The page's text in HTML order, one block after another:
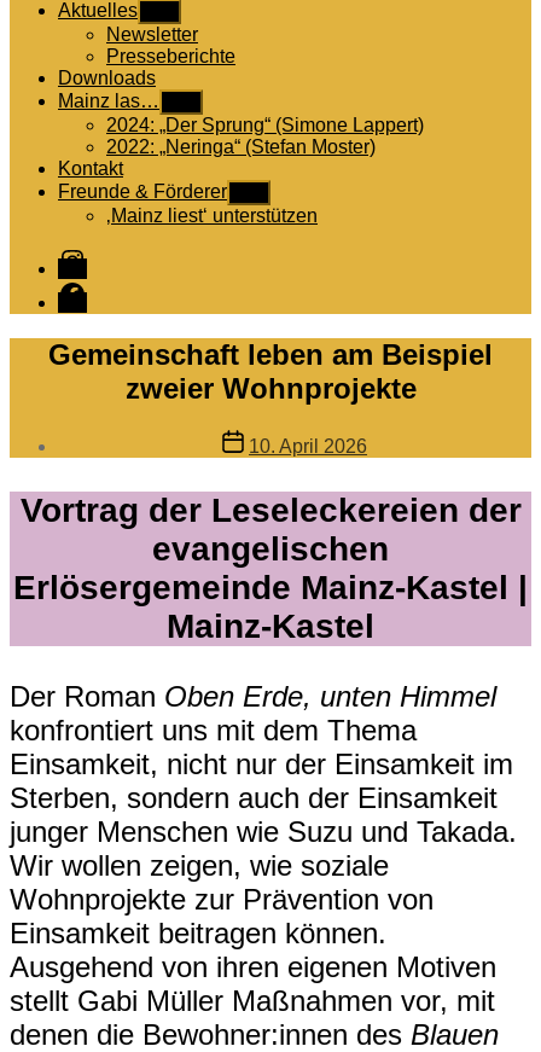
Aktuelles
anzeigen
Newsletter
Presseberichte
Downloads
Mainz las…
anzeigen
2024: „Der Sprung“ (Simone Lappert)
2022: „Neringa“ (Stefan Moster)
Kontakt
Freunde & Förderer
anzeigen
‚Mainz liest‘ unterstützen
Instagram
Facebook
Gemeinschaft leben am Beispiel
zweier Wohnprojekte
Veröffentlichungsdatum
10. April 2026
Vortrag der Leseleckereien der
evangelischen
Erlösergemeinde Mainz-Kastel |
Mainz-Kastel
Der Roman Oben Erde, unten Himmel
konfrontiert uns mit dem Thema
Einsamkeit, nicht nur der Einsamkeit im
Sterben, sondern auch der Einsamkeit
junger Menschen wie Suzu und Takada.
Wir wollen zeigen, wie soziale
Wohnprojekte zur Prävention von
Einsamkeit beitragen können.
Ausgehend von ihren eigenen Motiven
stellt Gabi Müller Maßnahmen vor, mit
denen die Bewohner:innen des Blauen